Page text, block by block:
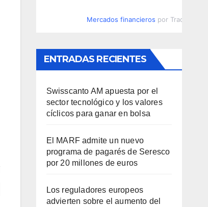
Mercados financieros por
ENTRADAS RECIENTES
Swisscanto AM apuesta por el
sector tecnológico y los valores
cíclicos para ganar en bolsa
El MARF admite un nuevo
programa de pagarés de Seresco
por 20 millones de euros
Los reguladores europeos
advierten sobre el aumento del